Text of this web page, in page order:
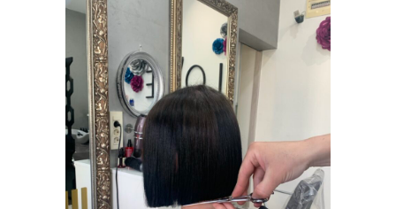
ŠIŠANJE I
STAJLING
ŠIŠANJE I STAJLING